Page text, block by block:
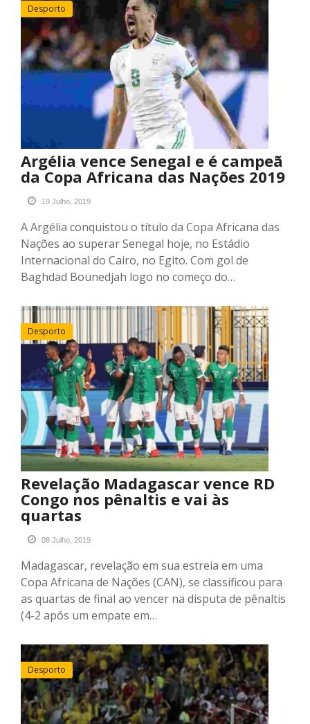
Desporto
Argélia vence Senegal e é campeã
da Copa Africana das Nações 2019
19 Julho, 2019
A Argélia conquistou o título da Copa Africana das
Nações ao superar Senegal hoje, no Estádio
Internacional do Cairo, no Egito. Com gol de
Baghdad Bounedjah logo no começo do…
Desporto
Revelação Madagascar vence RD
Congo nos pênaltis e vai às
quartas
08 Julho, 2019
Madagascar, revelação em sua estreia em uma
Copa Africana de Nações (CAN), se classificou para
as quartas de final ao vencer na disputa de pênaltis
(4-2 após um empate em…
Desporto